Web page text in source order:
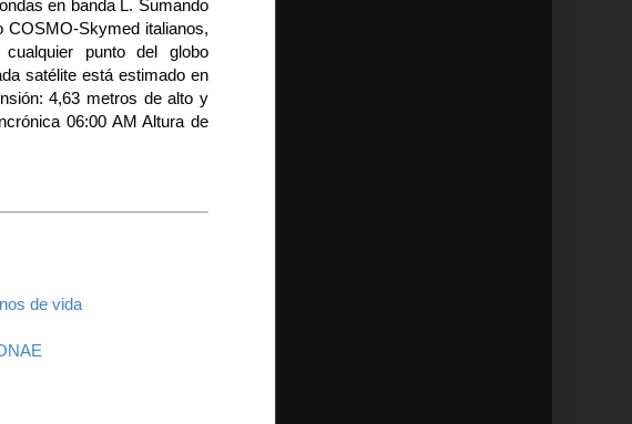
en banda L. Sumando
COSMO-Skymed italianos,
punto del globo
satélite está estimado en
4,63 metros de alto y
06:00 AM Altura de
de vida